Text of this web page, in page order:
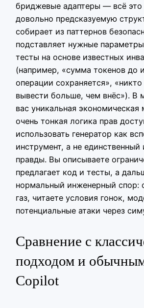
бриджевые адаптеры — всё это
довольно предсказуемую
собирает из паттернов
подставляет нужные
тесты на основе известных
(например, «сумма токенов до
операции сохраняется»,
вывести больше, чем внёс»). В
вас уникальная экономическая
очень тонкая логика прав
использовать генератор как
инструмент, а не единственный
правды. Вы описываете
предлагает код и тесты, а
нормальный инженерный спор:
газ, читаете условия гонок,
потенциальные атаки через
Сравнение с
подходом и
Copilot